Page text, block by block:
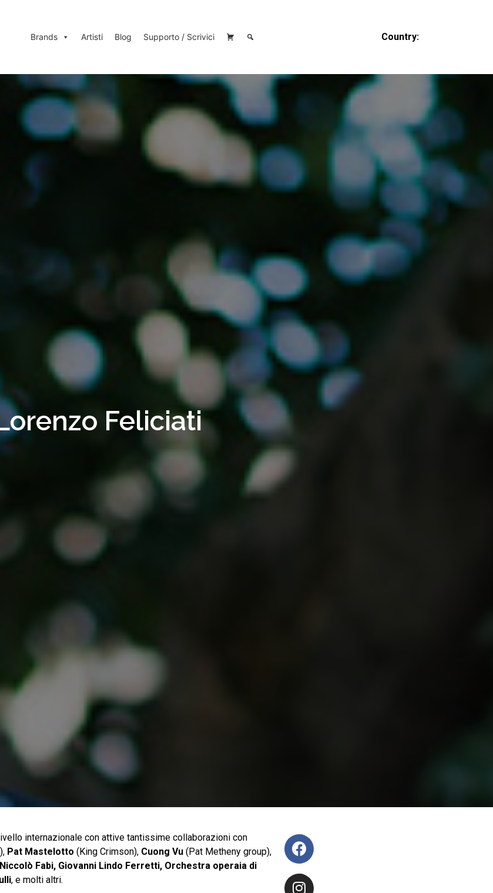
Brands Artisti Blog Supporto / Scrivici Country:
Feliciati
internazionale con attive tantissime collaborazioni con
Pat Mastelotto (King Crimson), Cuong Vu (Pat Metheny group),
Niccolò Fabi, Giovanni Lindo Ferretti, Orchestra operaia di
, e molti altri.